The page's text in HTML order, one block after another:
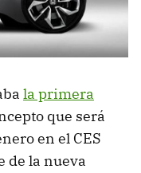
la primera
que será
en el CES
de la nueva